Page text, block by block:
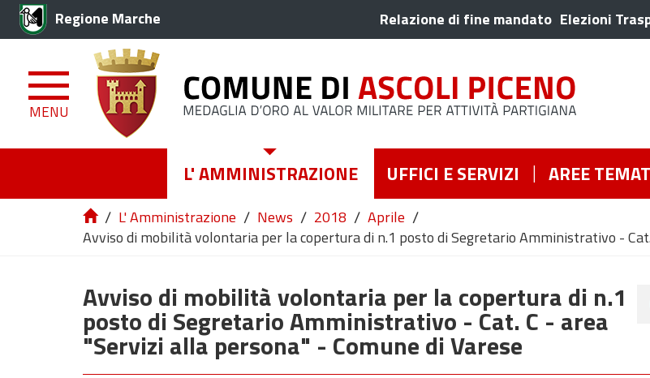
Regione Marche Relazione di fine mandato Elezioni
MENU
L' AMMINISTRAZIONE UFFICI E SERVIZI AREE
/ L' Amministrazione / News / 2018 / Aprile /
Avviso di mobilità volontaria per la copertura di n.1 posto di Segretario Amministrativo -
Avviso di mobilità volontaria per la copertura di n.1
posto di Segretario Amministrativo - Cat. C - area
"Servizi alla persona" - Comune di Varese